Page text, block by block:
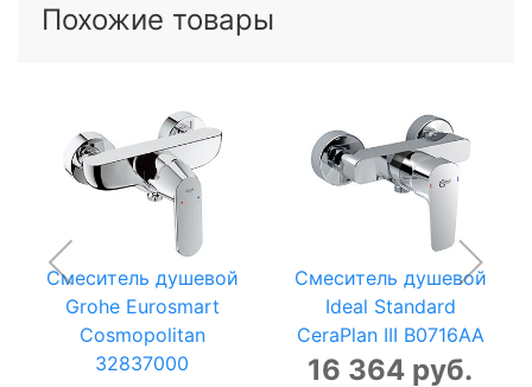
Похожие товары
Смеситель душевой
Grohe Eurosmart
Cosmopolitan
32837000
Смеситель душевой
Ideal Standard
CeraPlan III B0716AA
16 364 руб.